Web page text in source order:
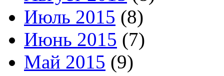
Июль 2015 (8)
Июнь 2015 (7)
Май 2015 (9)